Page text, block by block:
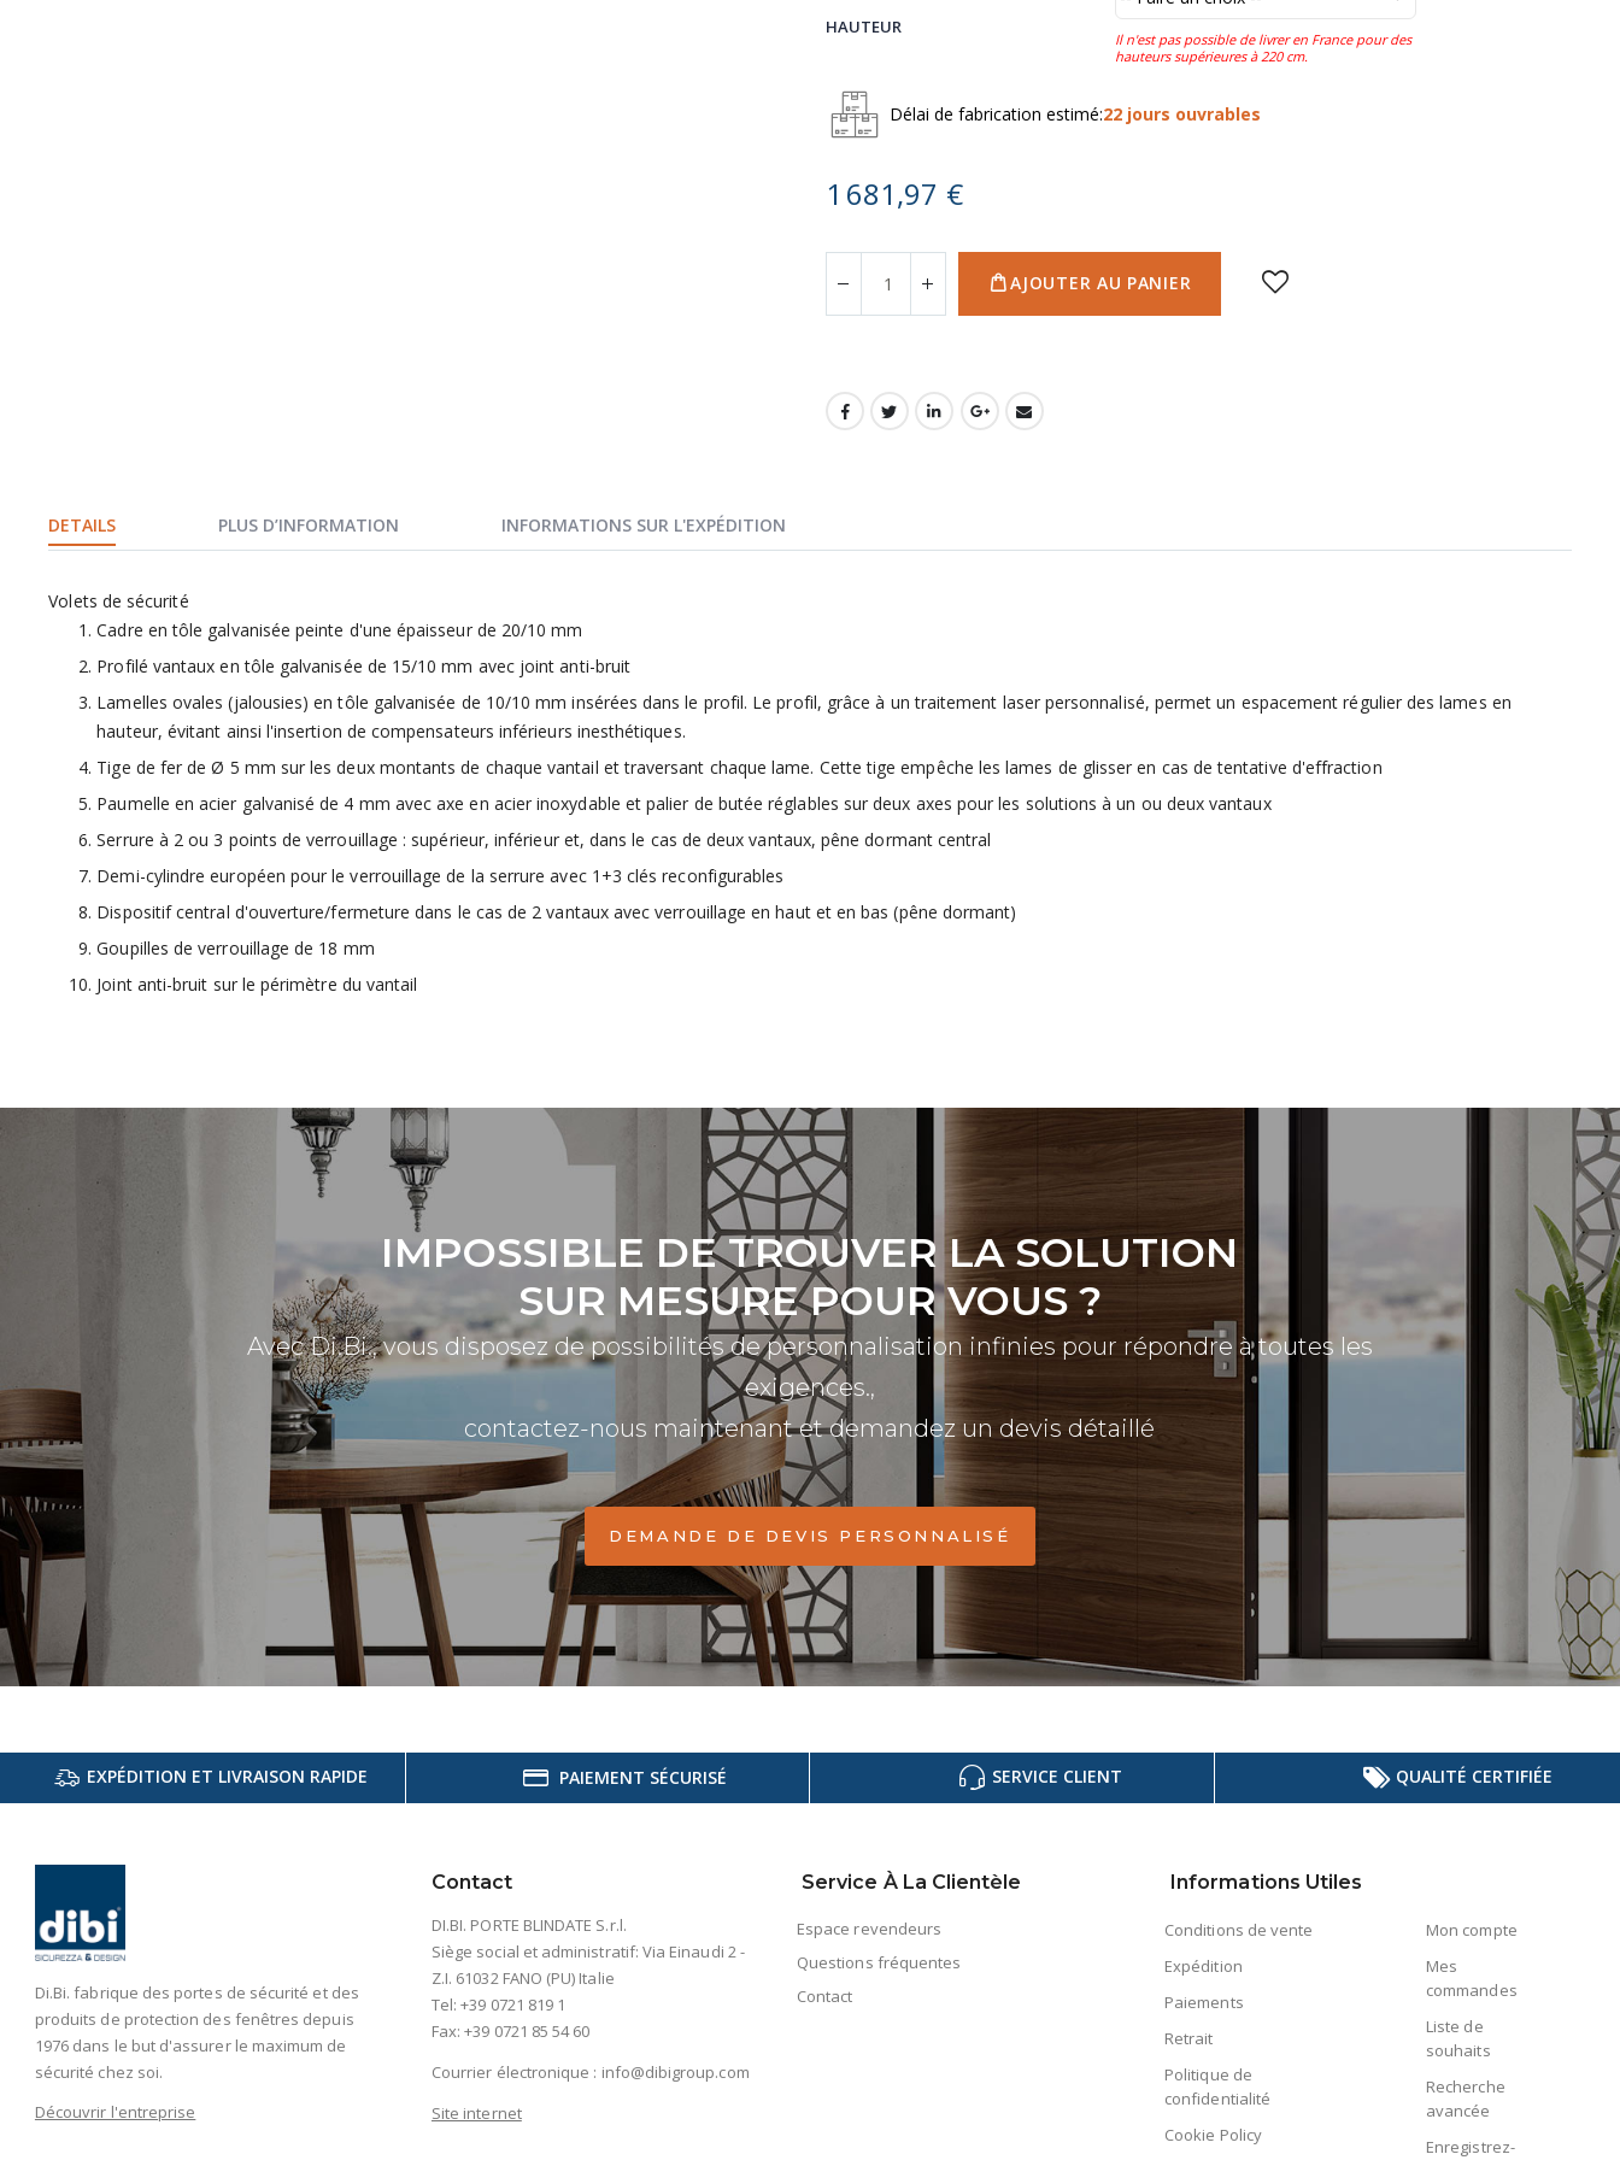
Délai de fabrication estimé:22 jours ouvrables
1 681,97 €
AJOUTER AU PANIER
DETAILS
Volets de sécurité
Cadre en tôle galvanisée peinte d'une épaisseur de 20/10 mm
Profilé vantaux en tôle galvanisée de 15/10 mm avec joint anti-bruit
Lamelles ovales (jalousies) en tôle galvanisée de 10/10 mm insérées dans le profil. Le profil, grâce à un traitement laser personnalisé, permet un espacement régulier des lames en
hauteur, évitant ainsi l'insertion de compensateurs inférieurs inesthétiques.
Tige de fer de Ø 5 mm sur les deux montants de chaque vantail et traversant chaque lame. Cette tige empêche les lames de glisser en cas de tentative d'effraction
Paumelle en acier galvanisé de 4 mm avec axe en acier inoxydable et palier de butée réglables sur deux axes pour les solutions à un ou deux vantaux
Serrure à 2 ou 3 points de verrouillage : supérieur, inférieur et, dans le cas de deux vantaux, pêne dormant central
Demi-cylindre européen pour le verrouillage de la serrure avec 1+3 clés reconfigurables
Dispositif central d'ouverture/fermeture dans le cas de 2 vantaux avec verrouillage en haut et en bas (pêne dormant)
Goupilles de verrouillage de 18 mm
Joint anti-bruit sur le périmètre du vantail
PLUS D’INFORMATION INFORMATIONS SUR L'EXPÉDITION
IMPOSSIBLE DE TROUVER LA SOLUTION
SUR MESURE POUR VOUS ?
Avec Di.Bi., vous disposez de possibilités de personnalisation infinies pour répondre à toutes les
exigences.,
contactez-nous maintenant et demandez un devis détaillé
DEMANDE DE DEVIS PERSONNALISÉ
EXPÉDITION ET LIVRAISON RAPIDE PAIEMENT SÉCURISÉ SERVICE CLIENT QUALITÉ CERTIFIÉE
Di.Bi. fabrique des portes de sécurité et des
produits de protection des fenêtres depuis
1976 dans le but d'assurer le maximum de
sécurité chez soi.
Découvrir l'entreprise
Contact
DI.BI. PORTE BLINDATE S.r.l.
Siège social et administratif: Via Einaudi 2 -
Z.I. 61032 FANO (PU) Italie
Tel: +39 0721 819 1
Fax: +39 0721 85 54 60
Courrier électronique : info@dibigroup.com
Site internet
Service À La Clientèle
Espace revendeurs
Questions fréquentes
Contact
Informations Utiles
Conditions de vente
Expédition
Paiements
Retrait
Politique de
confidentialité
Cookie Policy
Mon compte
Mes
commandes
Liste de
souhaits
Recherche
avancée
Enregistrez-